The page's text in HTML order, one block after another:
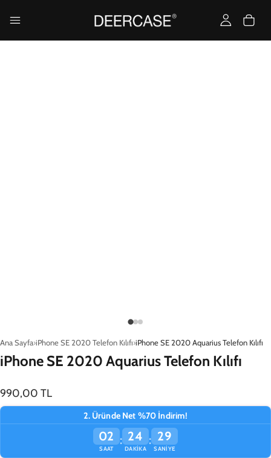
Ana Sayfa iPhone SE 2020 Telefon Kılıfı iPhone SE 2020 Aquarius Telefon Kılıfı
iPhone SE 2020 Aquarius Telefon Kılıfı
990,00 TL
2. Üründe Net %70 İndirim!
02
SAAT
: 24
DAKIKA
: 29
SANIYE